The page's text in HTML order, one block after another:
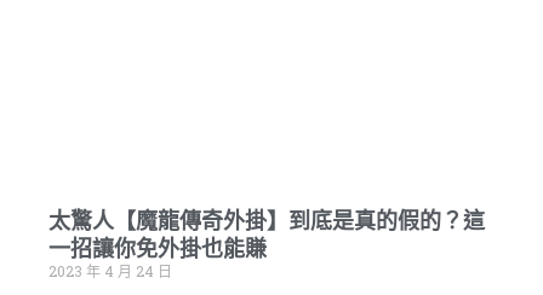
太驚人【魔龍傳奇外掛】到底是真的假的？這
一招讓你免外掛也能賺
2023 年 4 月 24 日